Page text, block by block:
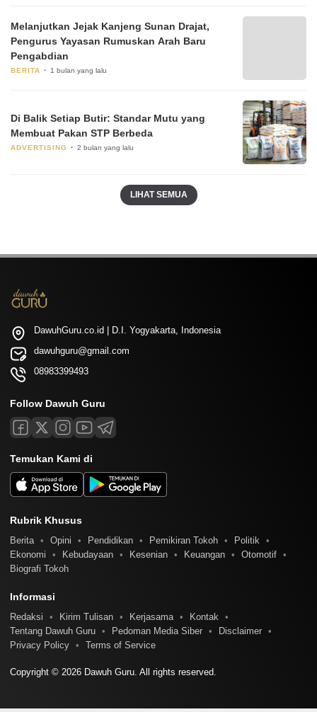
Melanjutkan Jejak Kanjeng Sunan Drajat,
Pengurus Yayasan Rumuskan Arah Baru
Pengabdian
BERITA 1 bulan yang lalu
Di Balik Setiap Butir: Standar Mutu yang
Membuat Pakan STP Berbeda
ADVERTISING 2 bulan yang lalu
LIHAT SEMUA
DawuhGuru.co.id | D.I. Yogyakarta, Indonesia
dawuhguru@gmail.com
08983399493
Follow Dawuh Guru
Temukan Kami di
Rubrik Khusus
Berita Opini Pendidikan Pemikiran Tokoh
Politik
Ekonomi
Kebudayaan Kesenian Keuangan
Otomotif
Biografi Tokoh
Informasi
Redaksi Kirim Tulisan Kerjasama
Kontak
Tentang Dawuh Guru
Pedoman Media Siber
Disclaimer
Privacy Policy
Terms of Service
Copyright © 2026 Dawuh Guru. All rights reserved.